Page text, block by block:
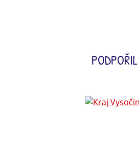
PODPOŘIL